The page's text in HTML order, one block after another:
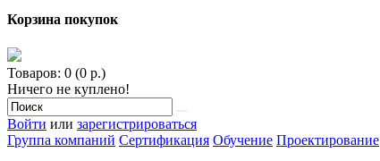
Корзина покупок
Товаров: 0 (0 р.)
Ничего не куплено!
Войти или зарегистрироваться
Группа компаний Сертификация Обучение Проектирование